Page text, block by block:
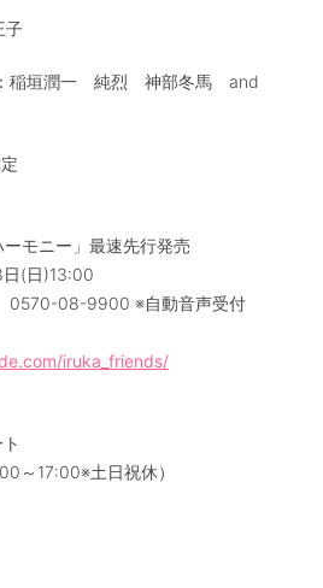
子
稲垣潤一 純烈 神部冬馬 and
ーモニー」最速先行発売
(日)13:00
08-9900 ※自動音声受付
iruka_friends/
17:00※土日祝休）